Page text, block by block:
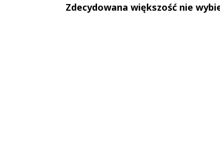
Zdecydowana większość nie
Andrzej i Marta
Marta i